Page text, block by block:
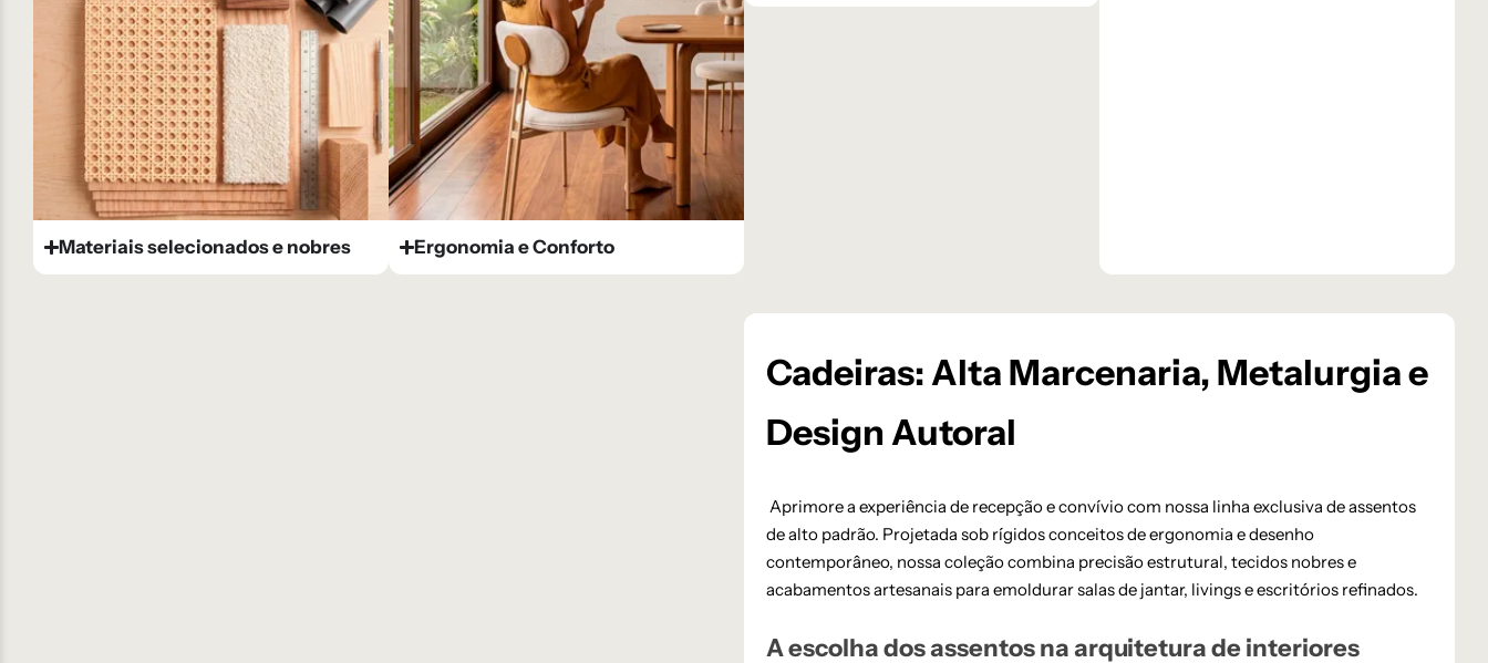
Materiais selecionados e nobres Ergonomia e Conforto​
Cadeiras: Alta Marcenaria, Metalurgia e
Design Autoral
Aprimore a experiência de recepção e convívio com nossa linha exclusiva de assentos
de alto padrão. Projetada sob rígidos conceitos de ergonomia e desenho
contemporâneo, nossa coleção combina precisão estrutural, tecidos nobres e
acabamentos artesanais para emoldurar salas de jantar, livings e escritórios refinados.
A escolha dos assentos na arquitetura de interiores